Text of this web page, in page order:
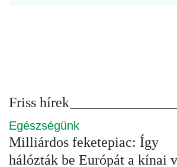
Friss hírek
Egészségünk
Milliárdos feketepiac: Így
hálózták be Európát a kínai